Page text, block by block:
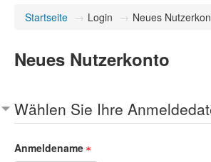
Startseite → Login → Neues
Neues Nutzerkonto
Wählen Sie Ihre
Anmeldename